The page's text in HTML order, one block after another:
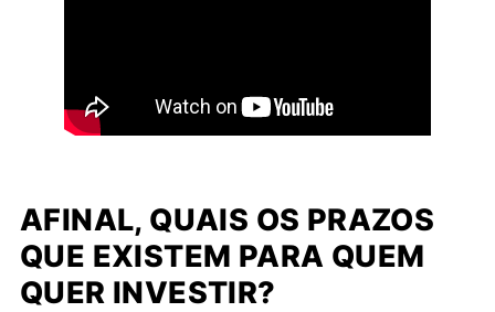
AFINAL, QUAIS OS PRAZOS
QUE EXISTEM PARA QUEM
QUER INVESTIR?